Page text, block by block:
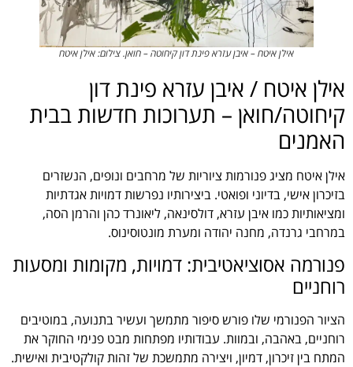
אילן איטח – איבן עזרא פינת דון קיחוטה – חואן. צילום: אילן איטח
אילן איטח / איבן עזרא פינת דון
קיחוטה/חואן – תערוכות חדשות בבית
האמנים
אילן איטח מציג פנורמות ציוריות של מרחבים ונופים, הנשזרים
בזיכרון אישי, בדיוני ופואטי. ביצירותיו נפרשות דמויות אגדתיות
ומציאותיות כמו איבן עזרא, דולסינאה, ליאונרד כהן והרמן הסה,
במרחבי גרנדה, מחנה יהודה ומערת מונטוסינוס.
פנורמה אסוציאטיבית: דמויות, מקומות ומסעות
רוחניים
הציור הפנורמי שלו פורש סיפור מתמשך ועשיר בתנועה, במוטיבים
רוחניים, באהבה, ובמוות. עבודותיו מפתחות מבט פנימי החוקר את
המתח בין זיכרון, דמיון, ויצירה מתמשכת של זהות קולקטיבית ואישית.